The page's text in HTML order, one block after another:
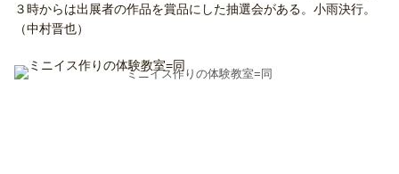
３時からは出展者の作品を賞品にした抽選会がある。小雨決行。
（中村晋也）
ミニイス作りの体験教室=同